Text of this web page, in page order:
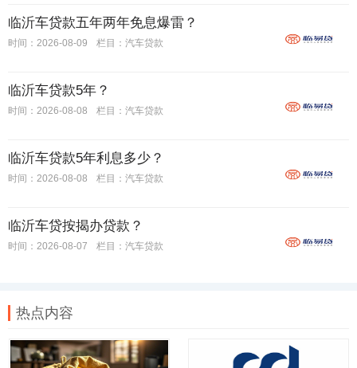
临沂车贷款五年两年免息爆雷？
时间：2026-08-09 栏目： 汽车贷款
临沂车贷款5年？
时间：2026-08-08 栏目： 汽车贷款
临沂车贷款5年利息多少？
时间：2026-08-08 栏目： 汽车贷款
临沂车贷按揭办贷款？
时间：2026-08-07 栏目： 汽车贷款
热点内容